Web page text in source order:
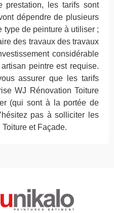
prestation, les tarifs sont
dépendre de plusieurs
type de peinture à utiliser ;
des travaux des travaux
considérable
peintre est requise.
assurer que les tarifs
WJ Rénovation Toiture
(qui sont à la portée de
pas à solliciter les
et Façade.